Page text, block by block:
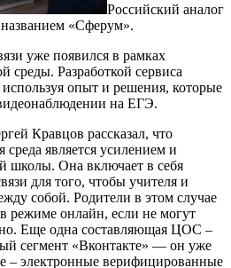
Российский аналог
«Сферум».
уже появился в рамках
среды. Разработкой сервиса
используя опыт и решения, которые
на ЕГЭ.
Кравцов рассказал, что
среда является усилением и
школы. Она включает в себя
для того, чтобы учителя и
собой. Родители в этом случае
режиме онлайн, если не могут
Еще одна составляющая ЦОС –
сегмент «Вконтакте» — он уже
– электронные верифицированные